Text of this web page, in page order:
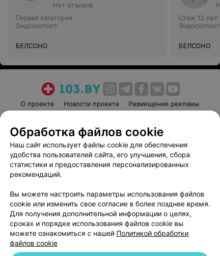
Нет отзывов
Первая категория
Эндоскопист
БЕЛСОНО
Стаж 12 лет
Эндоскопист
БЕЛСОНО
О проекте Новости проекта
Размещение рекламы
Пользовательское соглашение
Способы оплаты
Вакансии
Партнеры
Написать руководителю 103.by
Обработка персональных данных
Обработка файлов cookie
Наш сайт использует файлы cookie для обеспечения
удобства пользователей сайта, его улучшения, сбора
статистики и предоставления персонализированных
рекомендаций.
Вы можете настроить параметры использования файлов
cookie или изменить свое согласие в более позднее время.
Для получения дополнительной информации о целях,
сроках и порядке использования файлов cookie вы
можете ознакомиться с нашей Политикой обработки
файлов cookie